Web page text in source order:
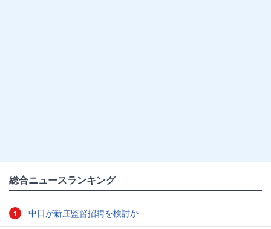
総合ニュースランキング
1 中日が新庄監督招聘を検討か